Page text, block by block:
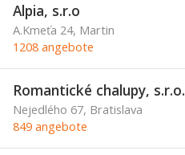
Alpia, s.r.o
A.Kmeťa 24, Martin
1208 angebote
Romantické chalupy, s.r.o.
Nejedlého 67, Bratislava
849 angebote